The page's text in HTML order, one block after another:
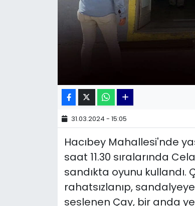
31.03.2024 - 15:05
Hacıbey Mahallesi'nde
saat 11.30 sıralarında
sandıkta oyunu kullandı.
rahatsızlanıp,
seslenen Çay, bir anda
YEREL POLİTİKA
YEREL YÖNETİMLER